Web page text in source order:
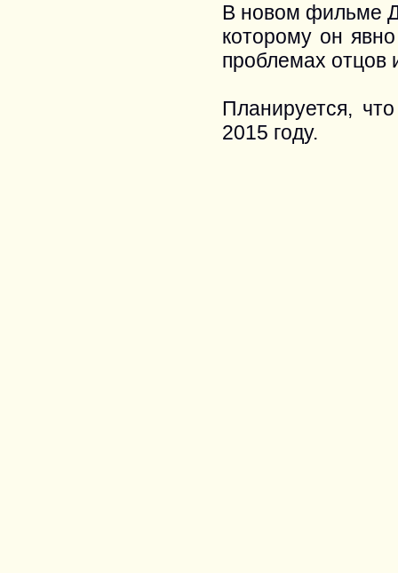
В новом фильме
которому он
проблемах отцов
Планируется,
2015 году.